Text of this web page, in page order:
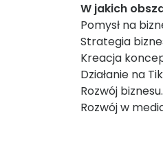
W jakich
Pomysł na
Strategia
Kreacja
Działanie na
Rozwój biznesu.
Rozwój w